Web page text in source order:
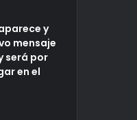
y
mensaje
será por
en el